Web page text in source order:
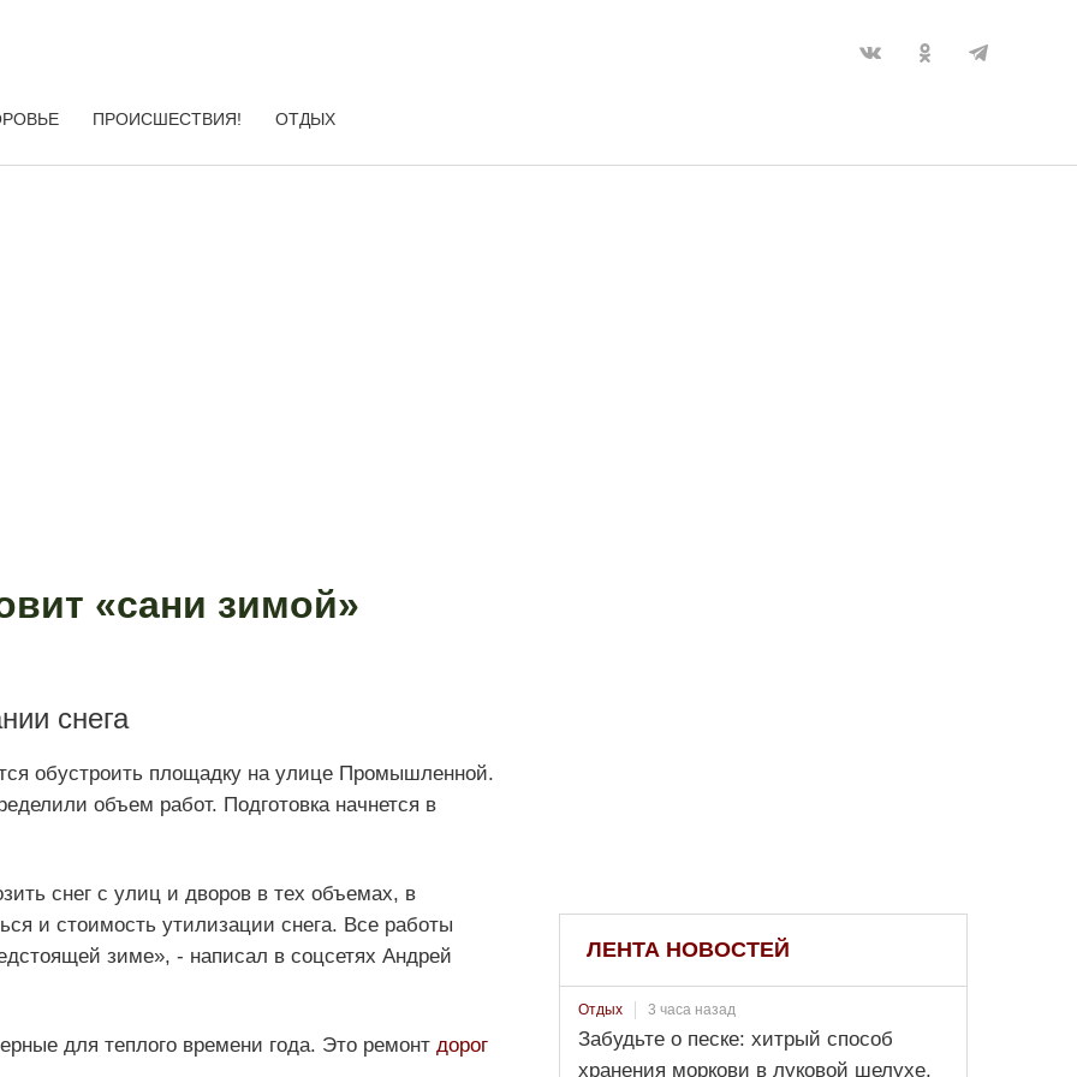
ПРОИСШЕСТВИЯ! ОТДЫХ
«сани зимой»
снега
обустроить площадку на улице Промышленной.
объем работ. Подготовка начнется в
снег с улиц и дворов в тех объемах, в
и стоимость утилизации снега. Все работы
зиме», - написал в соцсетях Андрей
для теплого времени года. Это ремонт дорог
ЛЕНТА НОВОСТЕЙ
Отдых 3 часа назад
Забудьте о песке: хитрый способ
хранения моркови в луковой шелухе,